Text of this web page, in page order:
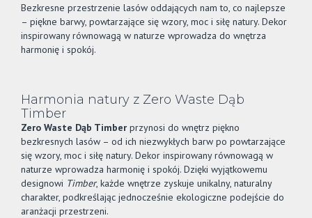
Bezkresne przestrzenie lasów oddających nam to, co najlepsze
– piękne barwy, powtarzające się wzory, moc i siłę natury. Dekor
inspirowany równowagą w naturze wprowadza do wnętrza
harmonię i spokój.
Harmonia natury z Zero Waste Dąb
Timber
Zero Waste Dąb Timber przynosi do wnętrz piękno
bezkresnych lasów – od ich niezwykłych barw po powtarzające
się wzory, moc i siłę natury. Dekor inspirowany równowagą w
naturze wprowadza harmonię i spokój. Dzięki wyjątkowemu
designowi Timber, każde wnętrze zyskuje unikalny, naturalny
charakter, podkreślając jednocześnie ekologiczne podejście do
aranżacji przestrzeni.